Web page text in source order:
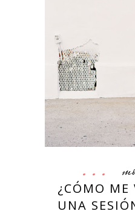
¿CÓMO ME
UNA